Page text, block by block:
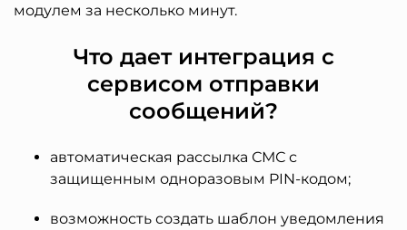
модулем за несколько минут.
Что дает интеграция с
сервисом отправки
сообщений?
автоматическая рассылка СМС с
защищенным одноразовым PIN-кодом;
возможность создать шаблон уведомления